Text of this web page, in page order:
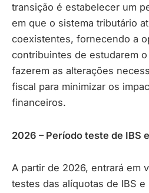
transição é estabelecer um
em que o sistema tributário
coexistentes, fornecendo a
contribuintes de estudarem
fazerem as alterações
fiscal para minimizar os
financeiros.
2026 – Período teste de IBS
A partir de 2026, entrará em
testes das alíquotas de IBS e